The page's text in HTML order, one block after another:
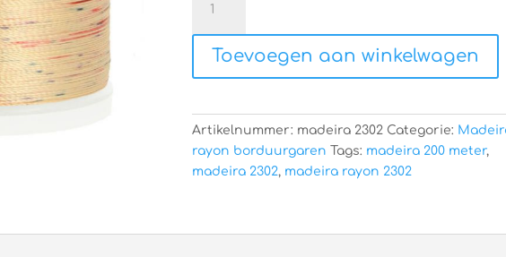
rayon
2302
aantal
Toevoegen aan winkelwagen
Artikelnummer: madeira 2302 Categorie:
rayon borduurgaren Tags: madeira 200 meter,
madeira 2302, madeira rayon 2302